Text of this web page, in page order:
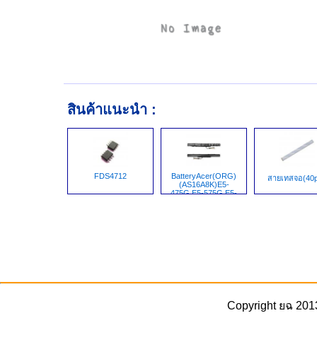
สินค้าแนะนำ :
FDS4712
BatteryAcer(ORG)
(AS16A8K)E5-
475G,E5-575G,E5-
สายเทสจอ
Copyright ยฉ